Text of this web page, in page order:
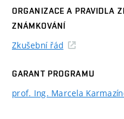
ORGANIZACE A PRAVIDLA
ZNÁMKOVÁNÍ
Zkušební řád
GARANT PROGRAMU
prof. Ing. Marcela